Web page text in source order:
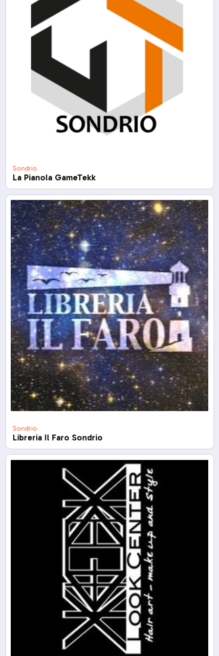
Sondrio
La Pianola GameTekk
Sondrio
Libreria Il Faro Sondrio